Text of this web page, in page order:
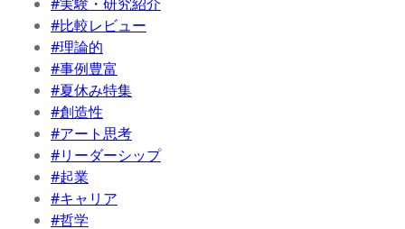
#比較レビュー
#理論的
#事例豊富
#夏休み特集
#創造性
#アート思考
#リーダーシップ
#起業
#キャリア
#哲学